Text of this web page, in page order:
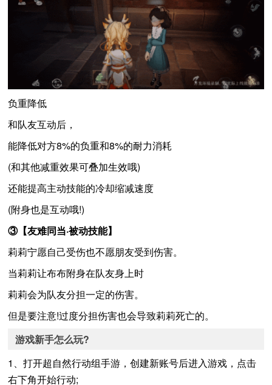
负重降低
和队友互动后，
能降低对方8%的负重和8%的耐力消耗
(和其他减重效果可叠加生效哦)
还能提高主动技能的冷却缩减速度
(附身也是互动哦!)
③【友难同当·被动技能】
莉莉宁愿自己受伤也不愿朋友受到伤害。
当莉莉让布布附身在队友身上时
莉莉会为队友分担一定的伤害。
但是要注意!过度分担伤害也会导致莉莉死亡的。
游戏新手怎么玩?
1、打开超自然行动组手游，创建新账号后进入游戏，点击
右下角开始行动;